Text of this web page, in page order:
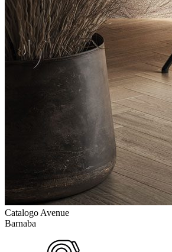
Catalogo Avenue
Barnaba